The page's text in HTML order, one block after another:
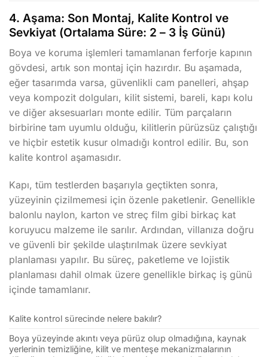
4. Aşama: Son Montaj, Kalite Kontrol ve
Sevkiyat (Ortalama Süre: 2 – 3 İş Günü)
Boya ve koruma işlemleri tamamlanan ferforje kapının
gövdesi, artık son montaj için hazırdır. Bu aşamada,
eğer tasarımda varsa, güvenlikli cam panelleri, ahşap
veya kompozit dolguları, kilit sistemi, bareli, kapı kolu
ve diğer aksesuarları monte edilir. Tüm parçaların
birbirine tam uyumlu olduğu, kilitlerin pürüzsüz çalıştığı
ve hiçbir estetik kusur olmadığı kontrol edilir. Bu, son
kalite kontrol aşamasıdır.
Kapı, tüm testlerden başarıyla geçtikten sonra,
yüzeyinin çizilmemesi için özenle paketlenir. Genellikle
balonlu naylon, karton ve streç film gibi birkaç kat
koruyucu malzeme ile sarılır. Ardından, villanıza doğru
ve güvenli bir şekilde ulaştırılmak üzere sevkiyat
planlaması yapılır. Bu süreç, paketleme ve lojistik
planlaması dahil olmak üzere genellikle birkaç iş günü
içinde tamamlanır.
Kalite kontrol sürecinde nelere bakılır?
Boya yüzeyinde akıntı veya pürüz olup olmadığına, kaynak
yerlerinin temizliğine, kilit ve menteşe mekanizmalarının